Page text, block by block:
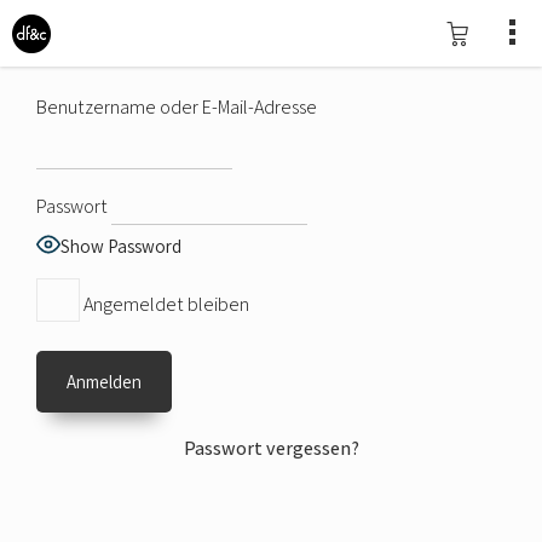
Benutzername oder E-Mail-Adresse
Passwort
Show Password
Angemeldet bleiben
Passwort vergessen?